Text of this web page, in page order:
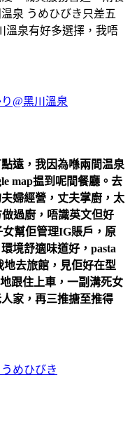
泉 うめひびき只差五
溫泉有好多選擇，我唔
@黑川溫泉
遠，我因為喺兩間温泉
map揾到呢間餐廳。去
婦經營，丈夫掌廚，太
過廚，唔識英文但好
幫佢管理IG賬戶，原
境舒適味道好， pasta
去旅館，見佢好在型
跟住上車，一副溝死女
家，再三推搪至推得
めひびき